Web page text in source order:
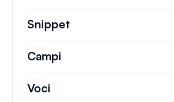
Snippet
Campi
Voci